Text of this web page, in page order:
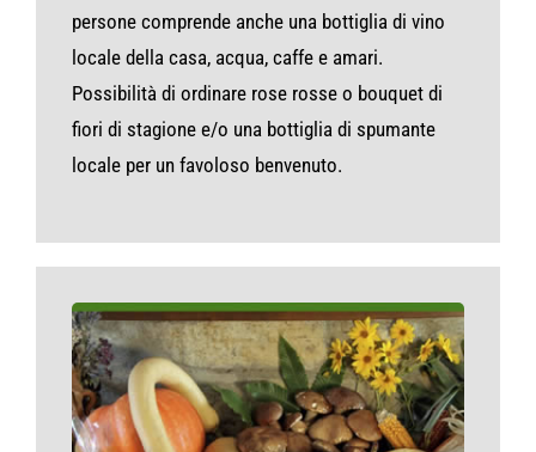
persone comprende anche una bottiglia di vino
locale della casa, acqua, caffe e amari.
Possibilità di ordinare rose rosse o bouquet di
fiori di stagione e/o una bottiglia di spumante
locale per un favoloso benvenuto.